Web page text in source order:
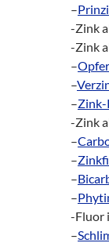
–
-Zink
-Zink
–
–
–
-Zink
–
–
–
–
-Fluor
–